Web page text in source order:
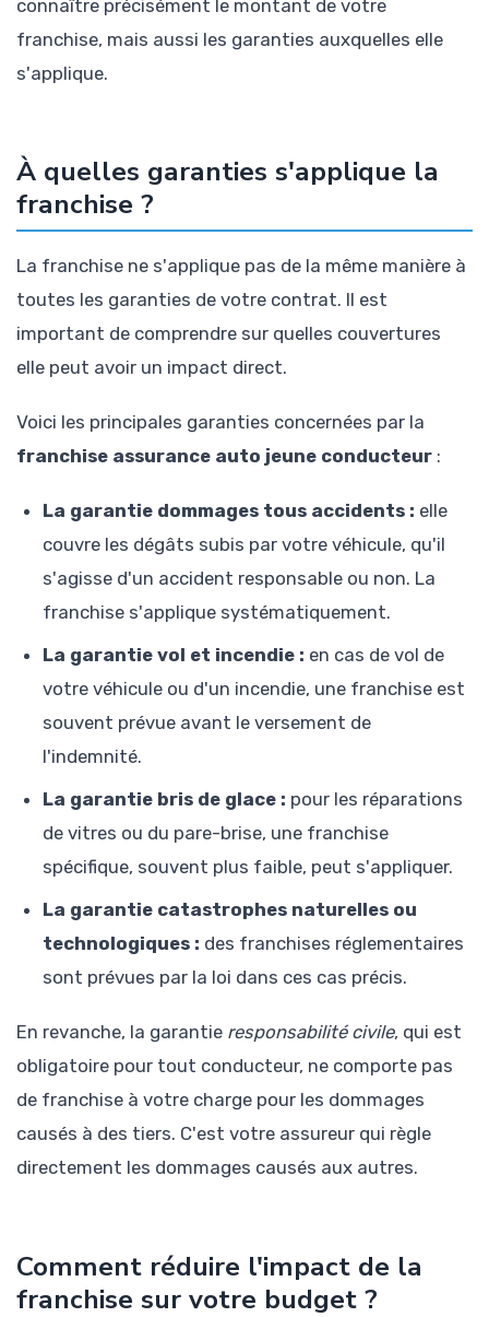
connaître précisément le montant de votre
franchise, mais aussi les garanties auxquelles elle
s'applique.
À quelles garanties s'applique la
franchise ?
La franchise ne s'applique pas de la même manière à
toutes les garanties de votre contrat. Il est
important de comprendre sur quelles couvertures
elle peut avoir un impact direct.
Voici les principales garanties concernées par la
franchise assurance auto jeune conducteur :
La garantie dommages tous accidents : elle
couvre les dégâts subis par votre véhicule, qu'il
s'agisse d'un accident responsable ou non. La
franchise s'applique systématiquement.
La garantie vol et incendie : en cas de vol de
votre véhicule ou d'un incendie, une franchise est
souvent prévue avant le versement de
l'indemnité.
La garantie bris de glace : pour les réparations
de vitres ou du pare-brise, une franchise
spécifique, souvent plus faible, peut s'appliquer.
La garantie catastrophes naturelles ou
technologiques : des franchises réglementaires
sont prévues par la loi dans ces cas précis.
En revanche, la garantie responsabilité civile, qui est
obligatoire pour tout conducteur, ne comporte pas
de franchise à votre charge pour les dommages
causés à des tiers. C'est votre assureur qui règle
directement les dommages causés aux autres.
Comment réduire l'impact de la
franchise sur votre budget ?